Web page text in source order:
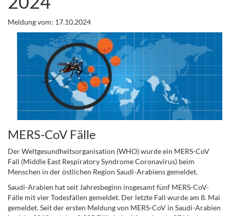
Meldung vom: 17.10.2024
MERS-CoV Fälle
Der Weltgesundheitsorganisation (WHO) wurde ein MERS-CoV
Fall (Middle East Respiratory Syndrome Coronavirus) beim
Menschen in der östlichen Region Saudi-Arabiens gemeldet.
Saudi-Arabien hat seit Jahresbeginn insgesamt fünf MERS-CoV-
Fälle mit vier Todesfällen gemeldet. Der letzte Fall wurde am 8. Mai
gemeldet. Seit der ersten Meldung von MERS-CoV in Saudi-Arabien